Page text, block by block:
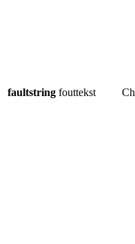
faultstring fouttekst